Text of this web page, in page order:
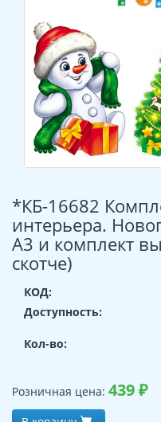
*КБ-16682
интерьера.
А3 и комплект
скотче)
КОД:
Доступность:
Кол-во:
Розничная цена: 439₽